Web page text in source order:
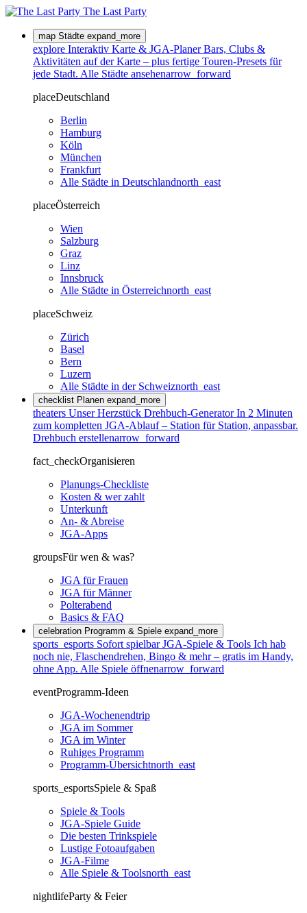
The Last Party
map Städte expand_more
explore Interaktiv Karte & JGA-Planer Bars, Clubs &
Aktivitäten auf der Karte – plus fertige Touren-Presets für
jede Stadt. Alle Städte ansehenarrow_forward
placeDeutschland
Berlin
Hamburg
Köln
München
Frankfurt
Alle Städte in Deutschlandnorth_east
placeÖsterreich
Wien
Salzburg
Graz
Linz
Innsbruck
Alle Städte in Österreichnorth_east
placeSchweiz
Zürich
Basel
Bern
Luzern
Alle Städte in der Schweiznorth_east
checklist Planen expand_more
theaters Unser Herzstück Drehbuch-Generator In 2 Minuten
zum kompletten JGA-Ablauf – Station für Station, anpassbar.
Drehbuch erstellenarrow_forward
fact_checkOrganisieren
Planungs-Checkliste
Kosten & wer zahlt
Unterkunft
An- & Abreise
JGA-Apps
groupsFür wen & was?
JGA für Frauen
JGA für Männer
Polterabend
Basics & FAQ
celebration Programm & Spiele expand_more
sports_esports Sofort spielbar JGA-Spiele & Tools Ich hab
noch nie, Flaschendrehen, Bingo & mehr – gratis im Handy,
ohne App. Alle Spiele öffnenarrow_forward
eventProgramm-Ideen
JGA-Wochenendtrip
JGA im Sommer
JGA im Winter
Ruhiges Programm
Programm-Übersichtnorth_east
sports_esportsSpiele & Spaß
Spiele & Tools
JGA-Spiele Guide
Die besten Trinkspiele
Lustige Fotoaufgaben
JGA-Filme
Alle Spiele & Toolsnorth_east
nightlifeParty & Feier